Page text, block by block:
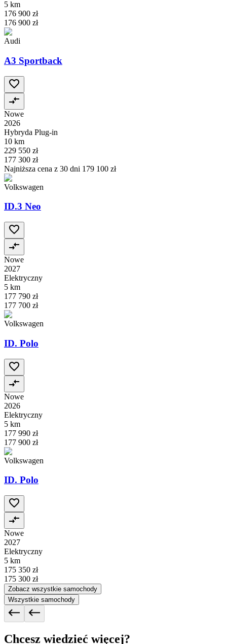
5 km
176 900 zł
176 900 zł
Audi
A3 Sportback
Nowe
2026
Hybryda Plug-in
10 km
229 550 zł
177 300 zł
Najniższa cena z 30 dni 179 100 zł
Volkswagen
ID.3 Neo
Nowe
2027
Elektryczny
5 km
177 790 zł
177 700 zł
Volkswagen
ID. Polo
Nowe
2026
Elektryczny
5 km
177 990 zł
177 900 zł
Volkswagen
ID. Polo
Nowe
2027
Elektryczny
5 km
175 350 zł
175 300 zł
Zobacz wszystkie samochody
Wszystkie samochody
Chcesz wiedzieć więcej?